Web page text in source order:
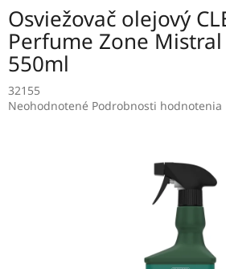
Osviežovač olejový
Perfume Zone
550ml
32155
Priemerné
Neohodnotené Podrobnosti hodnotenia